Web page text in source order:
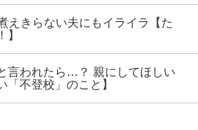
えきらない夫にもイライラ【た
言われたら…？ 親にしてほしい
不登校」のこと】